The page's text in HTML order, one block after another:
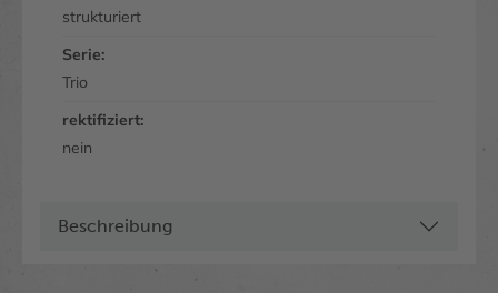
strukturiert
Serie:
Trio
rektifiziert:
nein
Beschreibung